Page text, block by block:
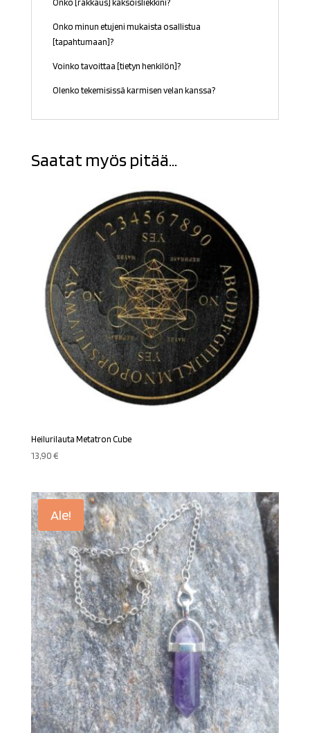
Onko [rakkaus] kaksoisliekkini?
Onko minun etujeni mukaista osallistua
[tapahtumaan]?
Voinko tavoittaa [tietyn henkilön]?
Olenko tekemisissä karmisen velan kanssa?
Saatat myös pitää...
Heilurilauta Metatron Cube
13,90€
Ale!